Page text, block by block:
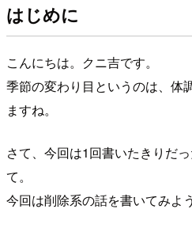
はじめに
こんにちは。クニ吉です。
季節の変わり目というのは、体
ますね。
さて、今回は1回書いたきりだ
て。
今回は削除系の話を書いてみよ